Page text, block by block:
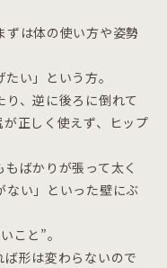
ずは体の使い方や姿勢
い」という方。
、逆に後ろに倒れて
正しく使えず、ヒップ
ばかりが張って太く
ない」といった壁にぶ
こと”。
形は変わらないので